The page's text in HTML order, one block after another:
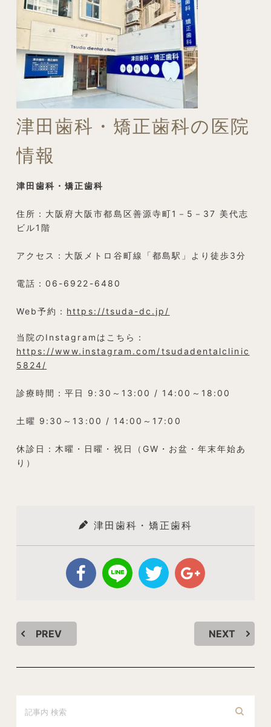
津田歯科・矯正歯科の医院
情報
津田歯科・矯正歯科
住所：大阪府大阪市都島区善源寺町1－5－37 美代志
ビル1階
アクセス：大阪メトロ谷町線「都島駅」より徒歩3分
電話：06-6922-6480
Web予約： https://tsuda-dc.jp/
当院のInstagramはこちら：
https://www.instagram.com/tsudadentalclinic
5824/
診療時間：平日 9:30～13:00 / 14:00～18:00
土曜 9:30～13:00 / 14:00～17:00
休診日：木曜・日曜・祝日（GW・お盆・年末年始あ
り）
津田歯科・矯正歯科
PREV NEXT